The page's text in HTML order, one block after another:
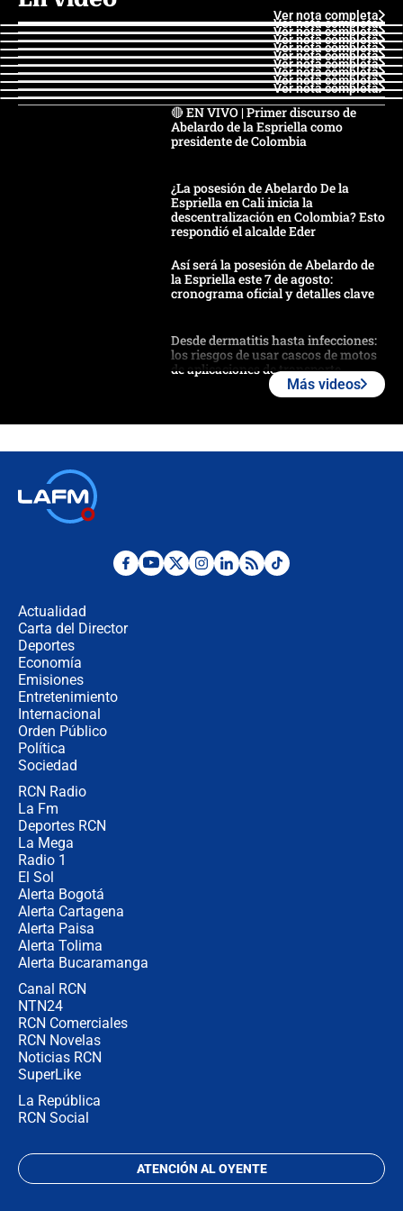
Ver nota completa
Ver nota completa
Ver nota completa
Ver nota completa
Ver nota completa
Ver nota completa
Ver nota completa
Ver nota completa
Ver nota completa
Ver nota completa
🔴 EN VIVO | Primer discurso de
Abelardo de la Espriella como
presidente de Colombia
¿La posesión de Abelardo De la
Espriella en Cali inicia la
descentralización en Colombia? Esto
respondió el alcalde Eder
Así será la posesión de Abelardo de
la Espriella este 7 de agosto:
cronograma oficial y detalles clave
Desde dermatitis hasta infecciones:
los riesgos de usar cascos de motos
de aplicaciones de transporte
Posesión de Abelardo De La Espriella
Más videos
Actualidad
Carta del Director
Deportes
Economía
Emisiones
Entretenimiento
Internacional
Orden Público
Política
Sociedad
RCN Radio
La Fm
Deportes RCN
La Mega
Radio 1
El Sol
Alerta Bogotá
Alerta Cartagena
Alerta Paisa
Alerta Tolima
Alerta Bucaramanga
Canal RCN
NTN24
RCN Comerciales
RCN Novelas
Noticias RCN
SuperLike
La República
RCN Social
ATENCIÓN AL OYENTE